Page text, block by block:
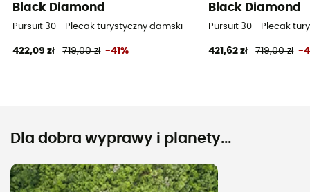
Black Diamond
Pursuit 30 - Plecak turystyczny damski
422,09 zł 719,00 zł -41%
Black Diamond
Pursuit 30 - Plecak
421,62 zł 719,00 zł -
Dla dobra wyprawy i planety...